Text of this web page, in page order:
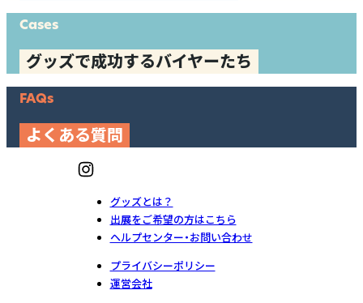
Cases
グッズで成功するバイヤーたち
FAQs
よくある質問
グッズとは？
出展をご希望の方はこちら
ヘルプセンター・お問い合わせ
プライバシーポリシー
運営会社